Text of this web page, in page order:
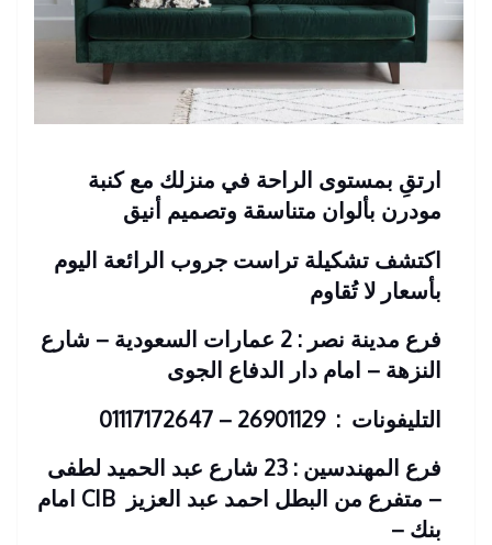
ارتقِ بمستوى الراحة في منزلك مع كنبة
مودرن بألوان متناسقة وتصميم أنيق
اكتشف تشكيلة تراست جروب الرائعة اليوم
بأسعار لا تُقاوم
فرع مدينة نصر : 2 عمارات السعودية – شارع
النزهة – امام دار الدفاع الجوى
التليفونات : 26901129 – 01117172647
فرع المهندسين : 23 شارع عبد الحميد لطفى
– متفرع من البطل احمد عبد العزيز
CIB امام
بنك –